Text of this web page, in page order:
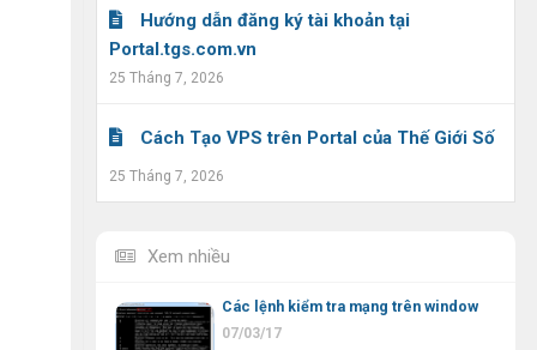
Hướng dẫn đăng ký tài khoản tại
Portal.tgs.com.vn
25 Tháng 7, 2026
Cách Tạo VPS trên Portal của Thế Giới Số
25 Tháng 7, 2026
Xem nhiều
Các lệnh kiểm tra mạng trên window
07/03/17